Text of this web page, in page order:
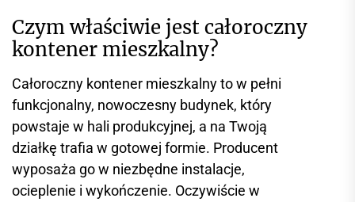
Czym właściwie jest całoroczny
kontener mieszkalny?
Całoroczny kontener mieszkalny to w pełni
funkcjonalny, nowoczesny budynek, który
powstaje w hali produkcyjnej, a na Twoją
działkę trafia w gotowej formie. Producent
wyposaża go w niezbędne instalacje,
ocieplenie i wykończenie. Oczywiście w